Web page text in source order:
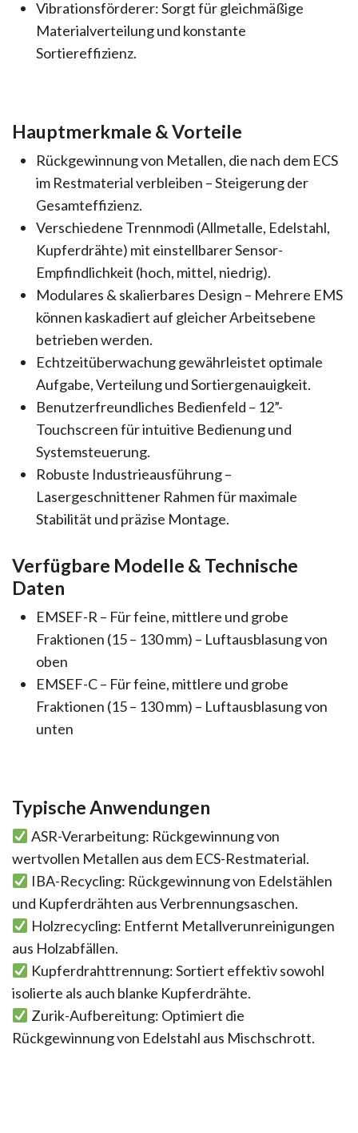
Vibrationsförderer: Sorgt für gleichmäßige
Materialverteilung und konstante
Sortiereffizienz.
Hauptmerkmale & Vorteile
Rückgewinnung von Metallen, die nach dem ECS
im Restmaterial verbleiben – Steigerung der
Gesamteffizienz.
Verschiedene Trennmodi (Allmetalle, Edelstahl,
Kupferdrähte) mit einstellbarer Sensor-
Empfindlichkeit (hoch, mittel, niedrig).
Modulares & skalierbares Design – Mehrere EMS
können kaskadiert auf gleicher Arbeitsebene
betrieben werden.
Echtzeitüberwachung gewährleistet optimale
Aufgabe, Verteilung und Sortiergenauigkeit.
Benutzerfreundliches Bedienfeld – 12”-
Touchscreen für intuitive Bedienung und
Systemsteuerung.
Robuste Industrieausführung –
Lasergeschnittener Rahmen für maximale
Stabilität und präzise Montage.
Verfügbare Modelle & Technische
Daten
EMSEF-R – Für feine, mittlere und grobe
Fraktionen (15 – 130 mm) – Luftausblasung von
oben
EMSEF-C – Für feine, mittlere und grobe
Fraktionen (15 – 130 mm) – Luftausblasung von
unten
Typische Anwendungen
ASR-Verarbeitung: Rückgewinnung von
wertvollen Metallen aus dem ECS-Restmaterial.
IBA-Recycling: Rückgewinnung von Edelstählen
und Kupferdrähten aus Verbrennungsaschen.
Holzrecycling: Entfernt Metallverunreinigungen
aus Holzabfällen.
Kupferdrahttrennung: Sortiert effektiv sowohl
isolierte als auch blanke Kupferdrähte.
Zurik-Aufbereitung: Optimiert die
Rückgewinnung von Edelstahl aus Mischschrott.